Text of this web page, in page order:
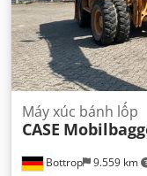
Bottrop 9.559 km
Máy xúc bánh lốp
CASE